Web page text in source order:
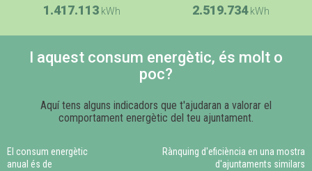
1.417.113kWh 2.519.734kWh
I aquest consum energètic, és molt o
poc?
Aquí tens alguns indicadors que t'ajudaran a valorar el
comportament energètic del teu ajuntament.
El consum energètic
anual és de
Rànquing d'eficiència en una mostra
d'ajuntaments similars